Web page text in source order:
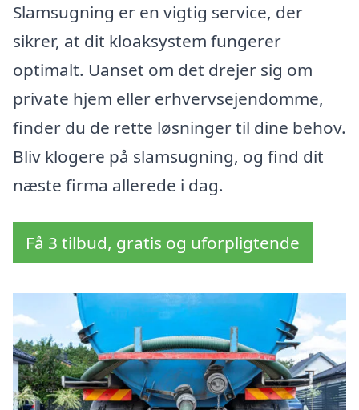
Slamsugning er en vigtig service, der
sikrer, at dit kloaksystem fungerer
optimalt. Uanset om det drejer sig om
private hjem eller erhvervsejendomme,
finder du de rette løsninger til dine behov.
Bliv klogere på slamsugning, og find dit
næste firma allerede i dag.
Få 3 tilbud, gratis og uforpligtende